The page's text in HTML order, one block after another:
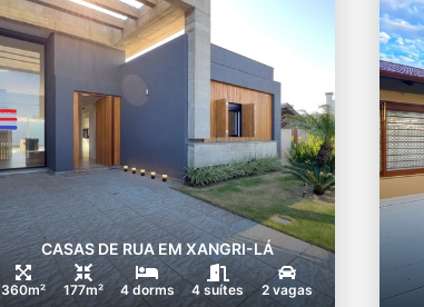
CASAS DE RUA EM XANGRI-LÁ
360m² 177m² 4 dorms 4 suítes 2 vagas